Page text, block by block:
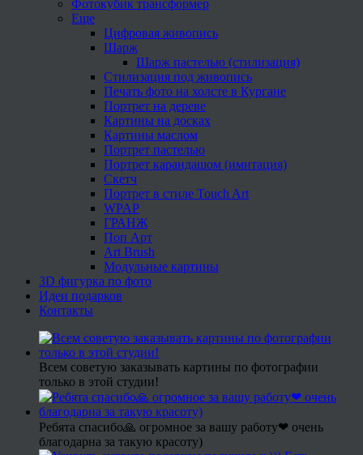
Фотокубик трансформер
Еще
Цифровая живопись
Шарж
Шарж пастелью (стилизация)
Стилизация под живопись
Печать фото на холсте в Кургане
Портрет на дереве
Картины на досках
Картины маслом
Портрет пастелью
Портрет карандашом (имитация)
Скетч
Портрет в стиле Touch Art
WPAP
ГРАНЖ
Поп Арт
Art Brush
Модульные картины
3D фигурка по фото
Идеи подарков
Контакты
Всем советую заказывать картины по фотографии
только в этой студии!
Ребята спасибо🙏 огромное за вашу работу❤ очень
благодарна за такую красоту)